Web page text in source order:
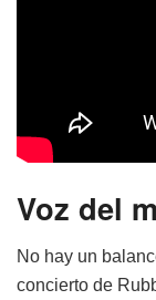
Voz del
No hay un
concierto de